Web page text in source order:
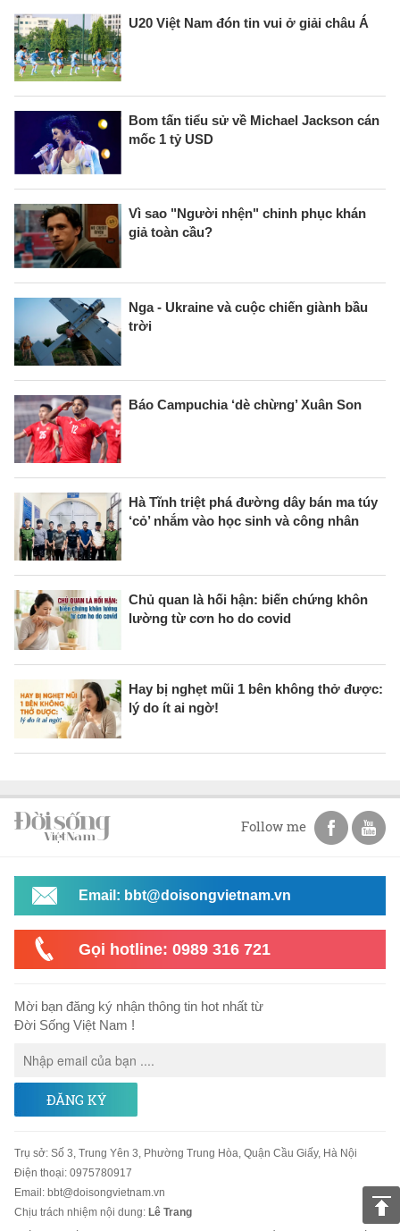
U20 Việt Nam đón tin vui ở giải châu Á
Bom tấn tiểu sử về Michael Jackson cán
mốc 1 tỷ USD
Vì sao "Người nhện" chinh phục khán
giả toàn cầu?
Nga - Ukraine và cuộc chiến giành bầu
trời
Báo Campuchia ‘dè chừng’ Xuân Son
Hà Tĩnh triệt phá đường dây bán ma túy
‘cỏ’ nhắm vào học sinh và công nhân
Chủ quan là hối hận: biến chứng khôn
lường từ cơn ho do covid
Hay bị nghẹt mũi 1 bên không thở được:
lý do ít ai ngờ!
Follow me
Email: bbt@doisongvietnam.vn
Gọi hotline: 0989 316 721
Mời bạn đăng ký nhận thông tin hot nhất từ
Đời Sống Việt Nam !
ĐĂNG KÝ
Trụ sở: Số 3, Trung Yên 3, Phường Trung Hòa, Quận Cầu Giấy, Hà Nội
Điện thoại: 0975780917
Email : bbt@doisongvietnam.vn
Chịu trách nhiệm nội dung: Lê Trang